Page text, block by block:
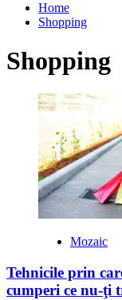
Home
Shopping
Shopping
Mozaic
Tehnicile prin
cumperi ce nu-ţi